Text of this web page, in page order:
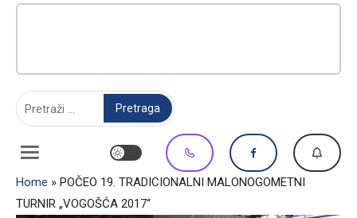
Home » POČEO 19. TRADICIONALNI MALONOGOMETNI
TURNIR „VOGOŠĆA 2017“